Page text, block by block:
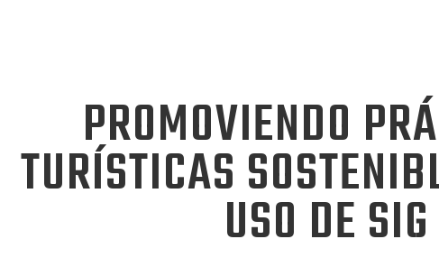
PROMOVIENDO
TURÍSTICAS
USO DE SIG